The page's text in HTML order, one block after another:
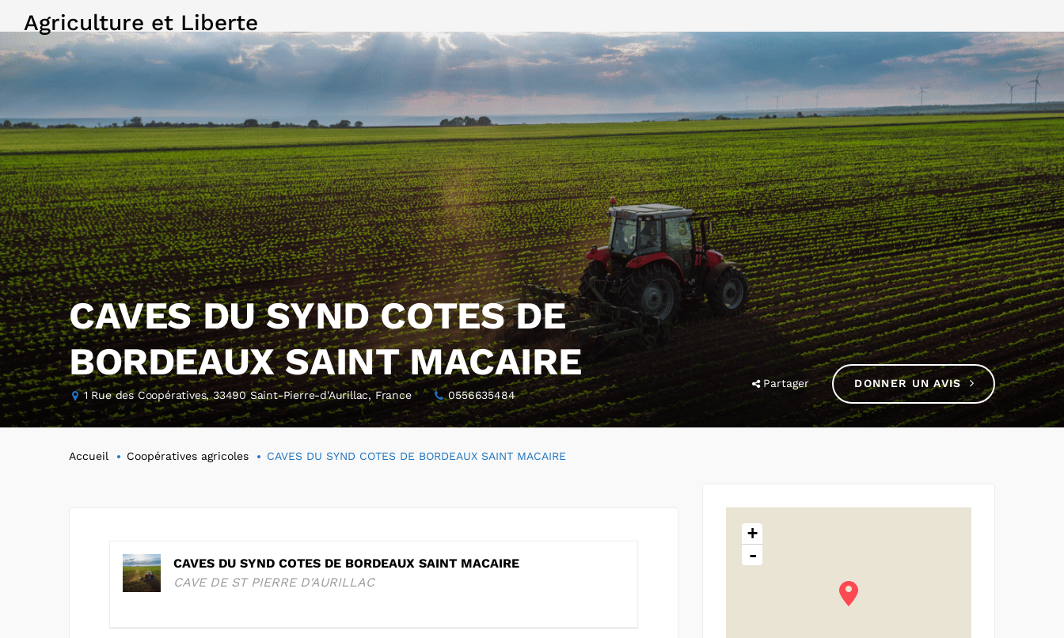
Agriculture et Liberte
CAVES DU SYND COTES DE
BORDEAUX SAINT MACAIRE
1 Rue des Coopératives, 33490 Saint-Pierre-d'Aurillac, France 0556635484
Partager DONNER UN AVIS
Accueil Coopératives agricoles CAVES DU SYND COTES DE BORDEAUX SAINT MACAIRE
CAVES DU SYND COTES DE BORDEAUX SAINT MACAIRE
CAVE DE ST PIERRE D'AURILLAC
+
-